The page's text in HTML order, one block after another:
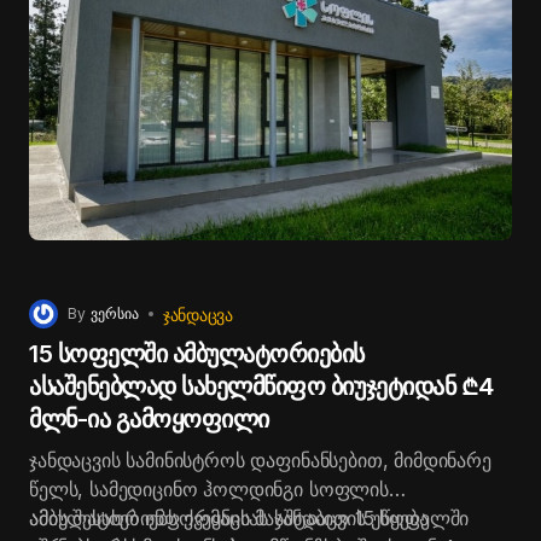
By ვერსია ᲯᲐᲜᲓᲐᲪᲕᲐ
15 სოფელში ამბულატორიების
ასაშენებლად სახელმწიფო ბიუჯეტიდან ₾4
მლნ-ია გამოყოფილი
ჯანდაცვის სამინისტროს დაფინანსებით, მიმდინარე
წელს, სამედიცინო ჰოლდინგი სოფლის
ამბულატორიებს ქვეყნის მასშტაბით 15 სოფელში
ამის შესახებ ინფორმაციას ჯანდაცვის უწყება